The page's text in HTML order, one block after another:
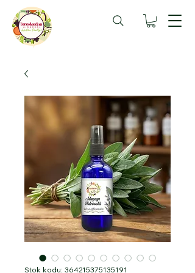
Stok kodu: 364215375135191